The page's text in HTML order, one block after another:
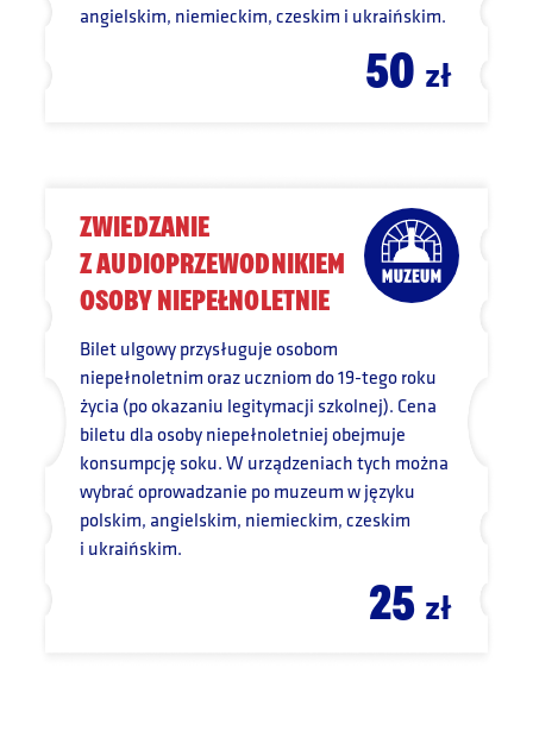
angielskim, niemieckim, czeskim i ukraińskim.
50 zł
ZWIEDZANIE
Z AUDIOPRZEWODNIKIEM
OSOBY NIEPEŁNOLETNIE
Bilet ulgowy przysługuje osobom
niepełnoletnim oraz uczniom do 19-tego roku
życia (po okazaniu legitymacji szkolnej). Cena
biletu dla osoby niepełnoletniej obejmuje
konsumpcję soku. W urządzeniach tych można
wybrać oprowadzanie po muzeum w języku
polskim, angielskim, niemieckim, czeskim
i ukraińskim.
25 zł